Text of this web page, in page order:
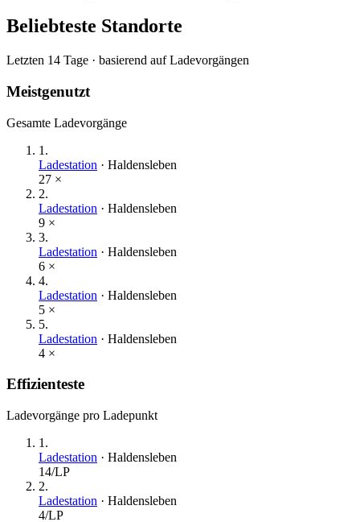
Beliebteste Standorte
Letzten 14 Tage · basierend auf Ladevorgängen
Meistgenutzt
Gesamte Ladevorgänge
1 .
Ladestation · Haldensleben
27 ×
2.
Ladestation · Haldensleben
9 ×
3.
Ladestation · Haldensleben
6 ×
4.
Ladestation · Haldensleben
5 ×
5.
Ladestation · Haldensleben
4 ×
Effizienteste
Ladevorgänge pro Ladepunkt
1 .
Ladestation · Haldensleben
14/LP
2.
Ladestation · Haldensleben
4/LP